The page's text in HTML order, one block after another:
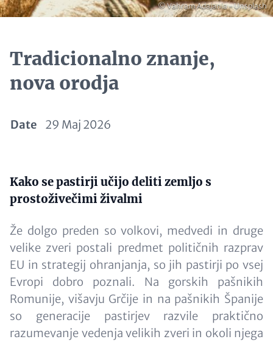
Copyright
© Vahram Adajania - Unsplash
Tradicionalno znanje,
nova orodja
Date 29 Maj 2026
Paragraphs
Content
Kako se pastirji učijo deliti zemljo s
prostoživečimi živalmi
Že dolgo preden so volkovi, medvedi in druge
velike zveri postali predmet političnih razprav
EU in strategij ohranjanja, so jih pastirji po vsej
Evropi dobro poznali. Na gorskih pašnikih
Romunije, višavju Grčije in na pašnikih Španije
so generacije pastirjev razvile praktično
razumevanje vedenja velikih zveri in okoli njega